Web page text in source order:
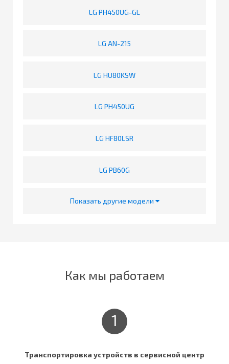
LG PH450UG-GL
LG AN-215
LG HU80KSW
LG PH450UG
LG HF80LSR
LG PB60G
Показать другие модели
Как мы работаем
1
Транспортировка устройств в сервисной центр